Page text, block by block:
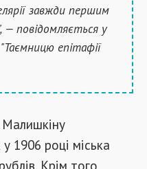
завжди першим
— повідомляється у
епітафії
1906 році міська
Крім того,